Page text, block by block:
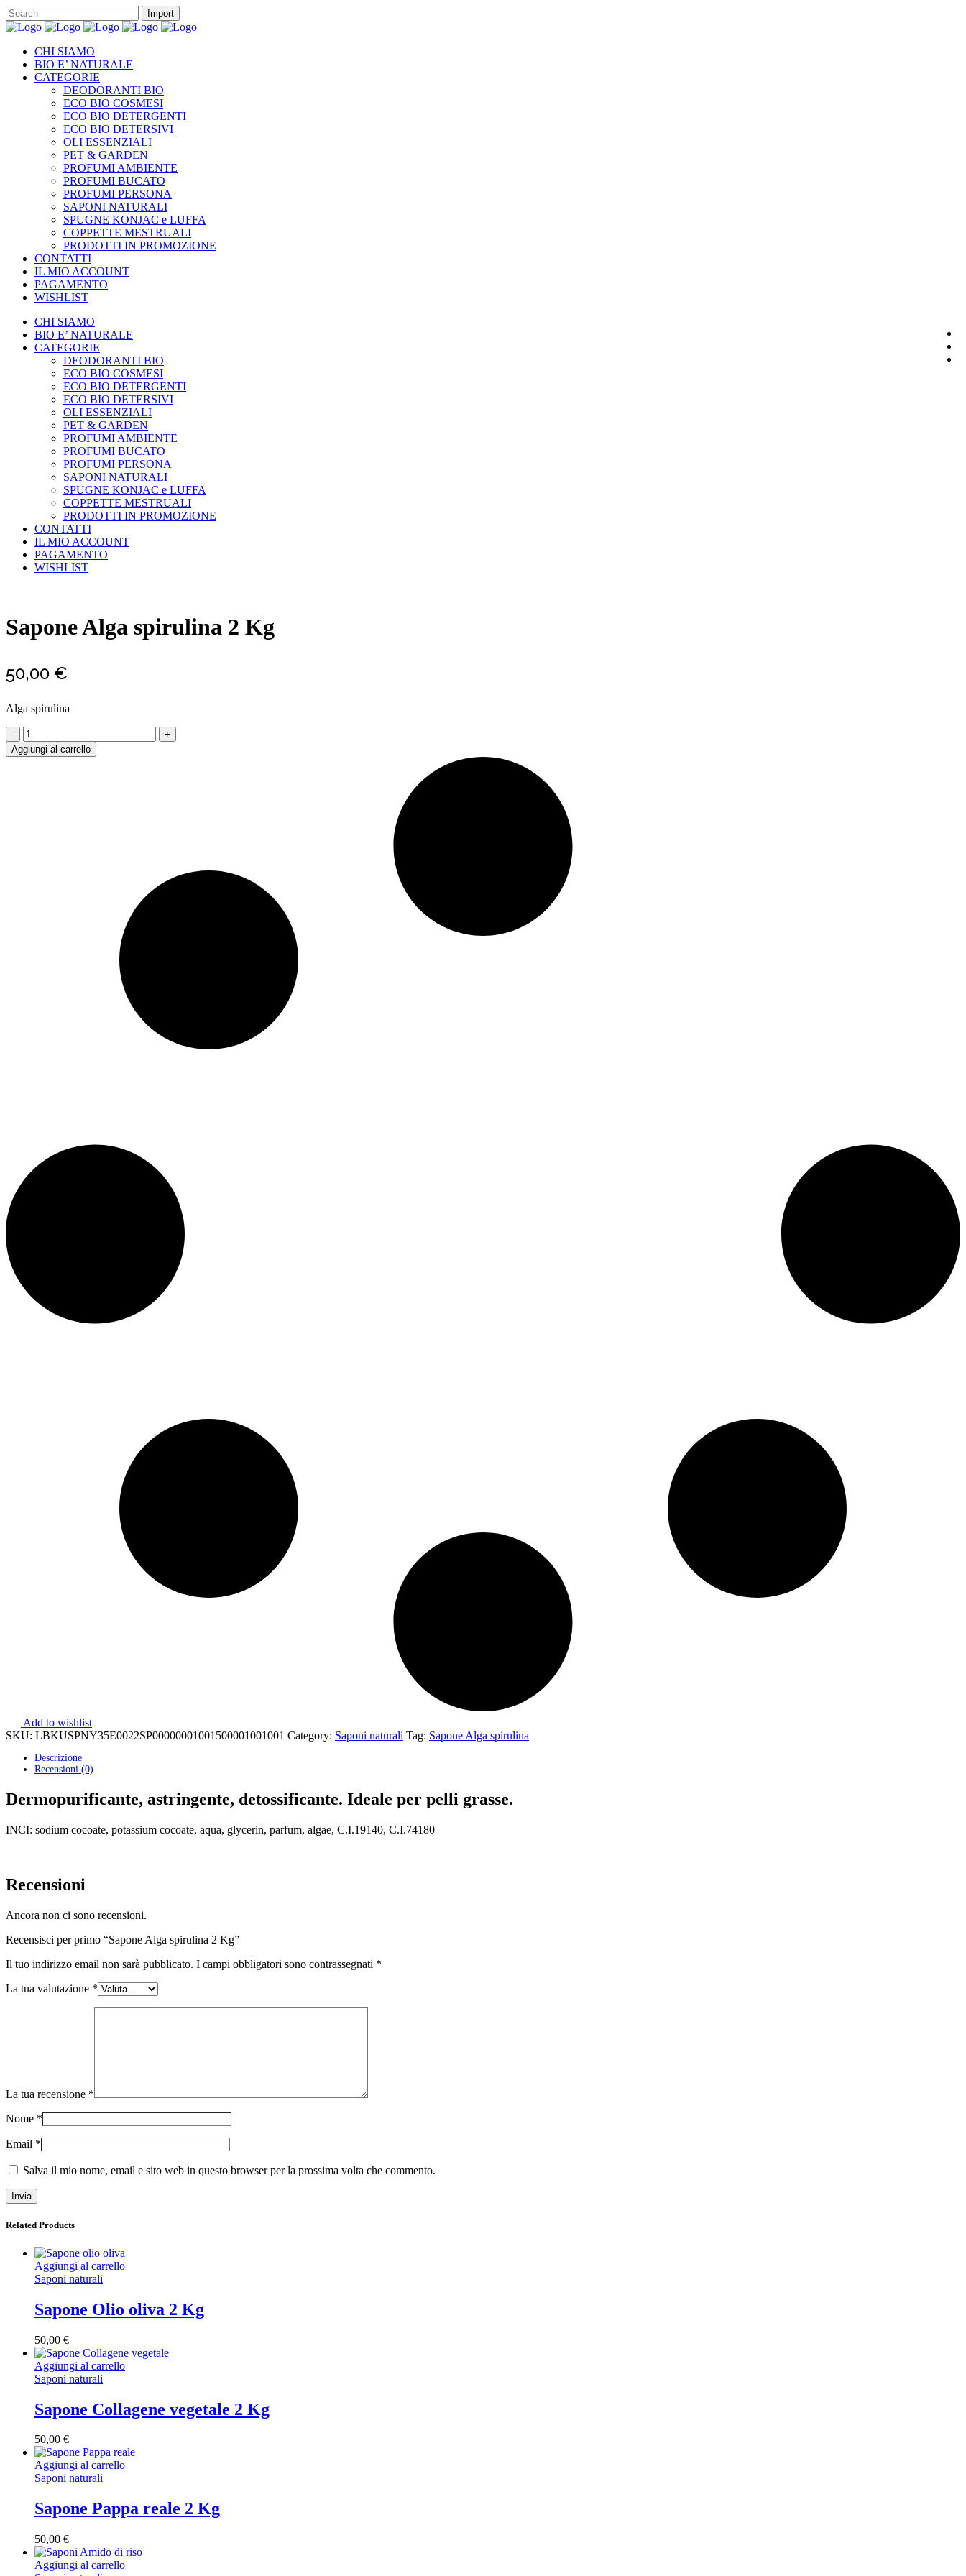
CHI SIAMO
BIO E’ NATURALE
CATEGORIE
DEODORANTI BIO
ECO BIO COSMESI
ECO BIO DETERGENTI
ECO BIO DETERSIVI
OLI ESSENZIALI
PET & GARDEN
PROFUMI AMBIENTE
PROFUMI BUCATO
PROFUMI PERSONA
SAPONI NATURALI
SPUGNE KONJAC e LUFFA
COPPETTE MESTRUALI
PRODOTTI IN PROMOZIONE
CONTATTI
IL MIO ACCOUNT
PAGAMENTO
WISHLIST
CHI SIAMO
BIO E’ NATURALE
CATEGORIE
DEODORANTI BIO
ECO BIO COSMESI
ECO BIO DETERGENTI
ECO BIO DETERSIVI
OLI ESSENZIALI
PET & GARDEN
PROFUMI AMBIENTE
PROFUMI BUCATO
PROFUMI PERSONA
SAPONI NATURALI
SPUGNE KONJAC e LUFFA
COPPETTE MESTRUALI
PRODOTTI IN PROMOZIONE
CONTATTI
IL MIO ACCOUNT
PAGAMENTO
WISHLIST
Sapone Alga spirulina 2 Kg
50,00 €
Alga spirulina
Sapone
Alga
spirulina
Aggiungi al carrello
Add to wishlist
SKU: LBKUSPNY35E0022SP00000001001500001001001 Category: Saponi naturali Tag: Sapone Alga spirulina
Descrizione
Recensioni (0)
Dermopurificante, astringente, detossificante. Ideale per pelli grasse.
INCI: sodium cocoate, potassium cocoate, aqua, glycerin, parfum, algae, C.I.19140, C.I.74180
Recensioni
Ancora non ci sono recensioni.
Recensisci per primo “Sapone Alga spirulina 2 Kg”
Il tuo indirizzo email non sarà pubblicato. I campi obbligatori sono contrassegnati *
La tua valutazione *
La tua recensione *
Nome *
Email *
Salva il mio nome, email e sito web in questo browser per la prossima volta che commento.
Related Products
Aggiungi al carrello
Saponi naturali
Sapone Olio oliva 2 Kg
50,00 €
Aggiungi al carrello
Saponi naturali
Sapone Collagene vegetale 2 Kg
50,00 €
Aggiungi al carrello
Saponi naturali
Sapone Pappa reale 2 Kg
50,00 €
Aggiungi al carrello